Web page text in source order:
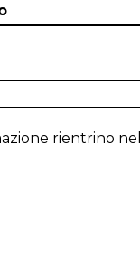
rientrino